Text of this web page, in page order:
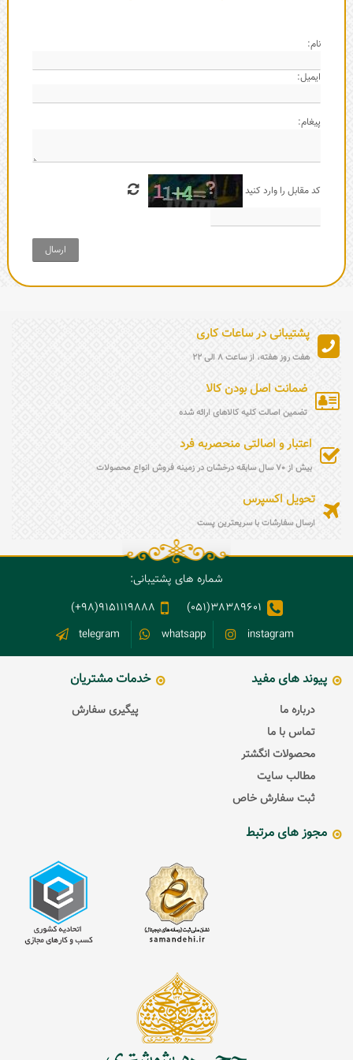
نام:
ایمیل:
پیغام:
کد مقابل را وارد کنید
ارسال
پشتیبانی در ساعات کاری
هفت روز هفته، از ساعت 8 الی 22
ضمانت اصل بودن کالا
تضمین اصالت کلیه کالاهای ارائه شده
اعتبار و اصالتی منحصربه فرد
بیش از 70 سال سابقه درخشان در زمینه فروش انواع محصولات
تحویل اکسپرس
ارسال سفارشات با سریعترین پست
شماره های پشتیبانی:
38389601(051)
9151119888(98+)
instagram
whatsapp
telegram
پیوند های مفید
درباره ما
تماس با ما
محصولات انگشتر
مطالب سایت
ثبت سفارش خاص
خدمات مشتریان
پیگیری سفارش
مجوز های مرتبط